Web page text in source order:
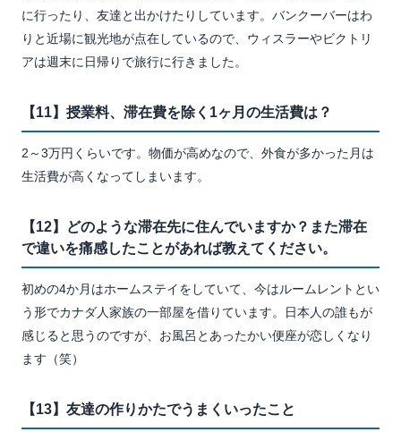
に行ったり、友達と出かけたりしています。バンクーバーはわ
りと近場に観光地が点在しているので、ウィスラーやビクトリ
アは週末に日帰りで旅行に行きました。
【11】授業料、滞在費を除く1ヶ月の生活費は？
2～3万円くらいです。物価が高めなので、外食が多かった月は
生活費が高くなってしまいます。
【12】どのような滞在先に住んでいますか？また滞在
で違いを痛感したことがあれば教えてください。
初めの4か月はホームステイをしていて、今はルームレントとい
う形でカナダ人家族の一部屋を借りています。日本人の誰もが
感じると思うのですが、お風呂とあったかい便座が恋しくなり
ます（笑）
【13】友達の作りかたでうまくいったこと